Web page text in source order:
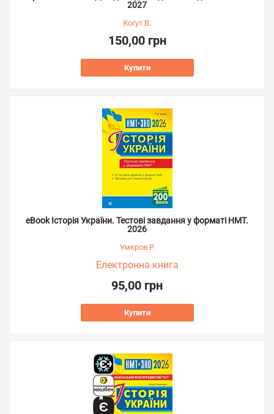
2027
Когут В.
150,00 грн
Купити
eBook Історія України. Тестові завдання у форматі НМТ.
2026
Умєров Р.
Електронна книга
95,00 грн
Купити